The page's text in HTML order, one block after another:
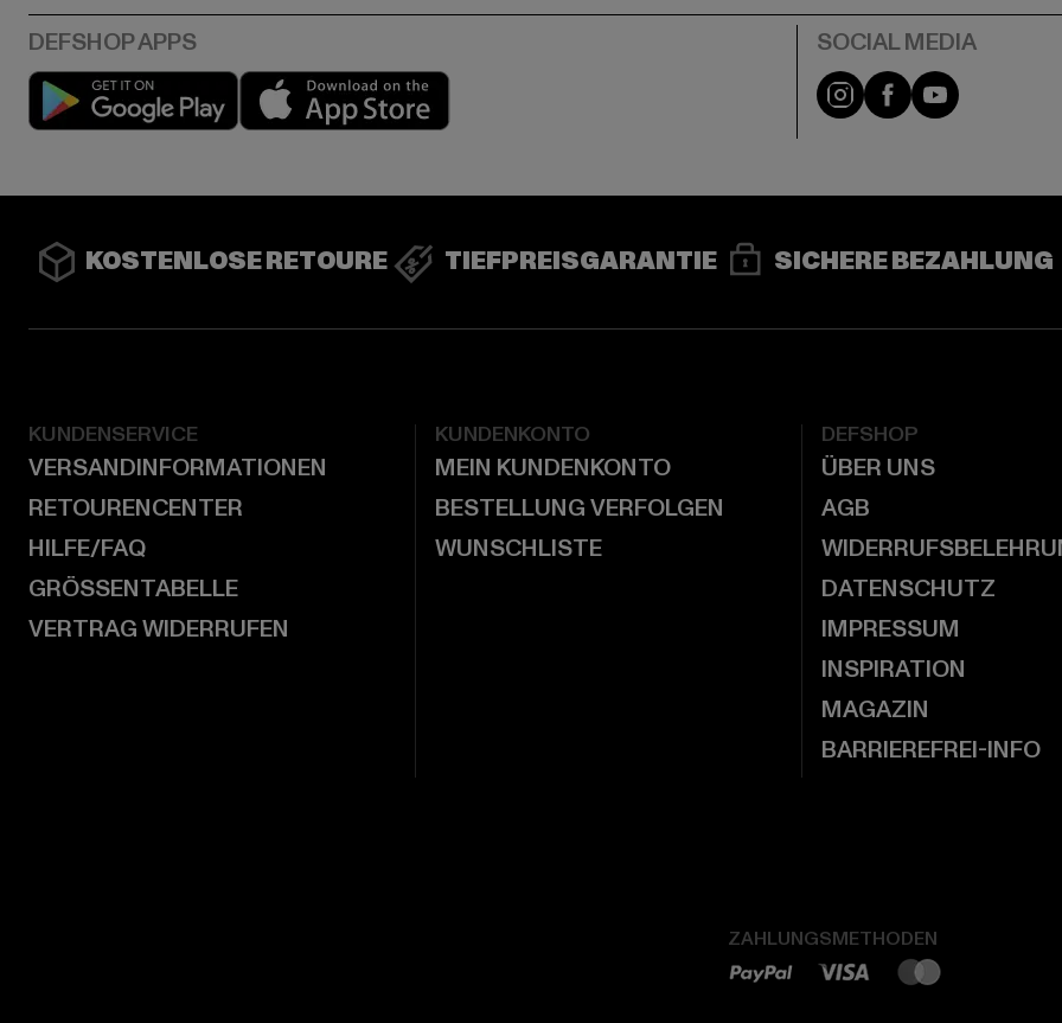
Play market Instagram
FacebookYouTube
KOSTENLOSE RETOURE TIEFPREISGARANTIE SICHERE BEZAHLUNG
KUNDENSERVICE
VERSANDINFORMATIONEN
RETOURENCENTER
HILFE/FAQ
GRÖSSENTABELLE
VERTRAG WIDERRUFEN
KUNDENKONTO
MEIN KUNDENKONTO
BESTELLUNG VERFOLGEN
WUNSCHLISTE
DEFSHOP
ÜBER UNS
AGB
DATENSCHUTZ
IMPRESSUM
INSPIRATION
MAGAZIN
BARRIEREFREI-INFO
ZAHLUNGSMETHODEN